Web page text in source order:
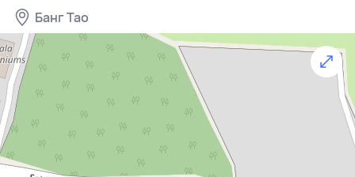
Банг Тао